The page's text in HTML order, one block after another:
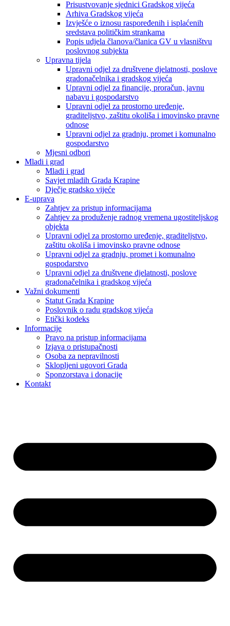
Prisustvovanje sjednici Gradskog vijeća
Arhiva Gradskog vijeća
Izvješće o iznosu raspoređenih i isplaćenih
sredstava političkim strankama
Popis udjela članova/članica GV u vlasništvu
poslovnog subjekta
Upravna tijela
Upravni odjel za društvene djelatnosti, poslove
gradonačelnika i gradskog vijeća
Upravni odjel za financije, proračun, javnu
nabavu i gospodarstvo
Upravni odjel za prostorno uređenje,
graditeljstvo, zaštitu okoliša i imovinsko pravne
odnose
Upravni odjel za gradnju, promet i komunalno
gospodarstvo
Mjesni odbori
Mladi i grad
Mladi i grad
Savjet mladih Grada Krapine
Dječje gradsko vijeće
E-uprava
Zahtjev za pristup informacijama
Zahtjev za produženje radnog vremena ugostiteljskog
objekta
Upravni odjel za prostorno uređenje, graditeljstvo,
zaštitu okoliša i imovinsko pravne odnose
Upravni odjel za gradnju, promet i komunalno
gospodarstvo
Upravni odjel za društvene djelatnosti, poslove
gradonačelnika i gradskog vijeća
Važni dokumenti
Statut Grada Krapine
Poslovnik o radu gradskog vijeća
Etički kodeks
Informacije
Pravo na pristup informacijama
Izjava o pristupačnosti
Osoba za nepravilnosti
Sklopljeni ugovori Grada
Sponzorstava i donacije
Kontakt